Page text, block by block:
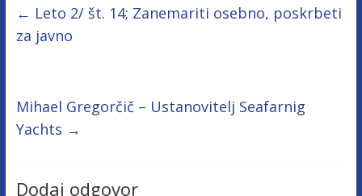
← Leto 2/ št. 14; Zanemariti osebno, poskrbeti
za javno
Mihael Gregorčič – Ustanovitelj Seafarnig
Yachts →
Dodaj odgovor